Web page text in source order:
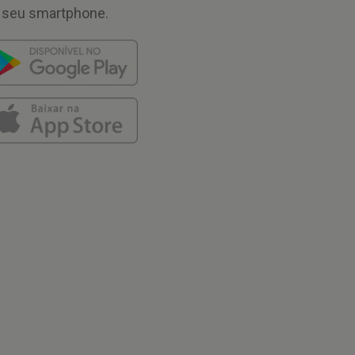
smartphone.